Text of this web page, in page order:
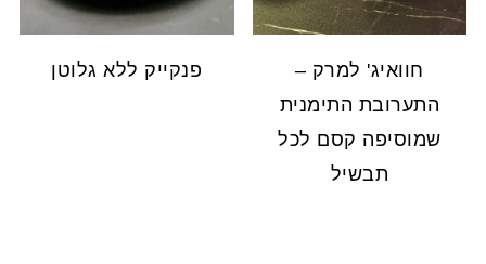
חוואיג' למרק –
התערובת התימנית
שמוסיפה קסם לכל
תבשיל
פנקייק ללא גלוטן